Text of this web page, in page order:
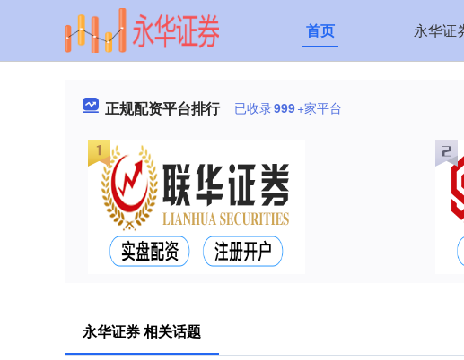
首页 永华证
正规配资平台排行 已收录999+家平台
永华证券 相关话题